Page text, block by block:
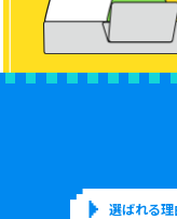
選ばれる理